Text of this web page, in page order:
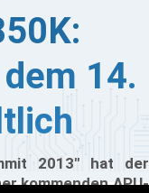
14.
2013" hat der
kommenden APU-